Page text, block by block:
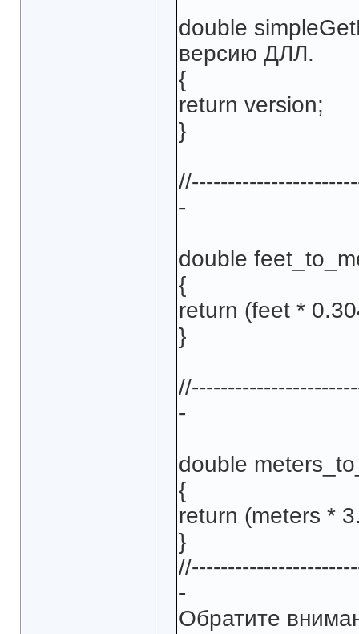
double
версию ДЛЛ.
{
return version;
}
-
double
{
return (feet *
}
-
double
{
return (meters *
}
-
Обратите